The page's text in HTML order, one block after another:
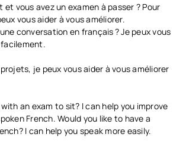
vous avez un examen à passer ? Pour
vous aider à vous améliorer.
conversation en français ? Je peux vous
je peux vous aider à vous améliorer
an exam to sit? I can help you improve
French. Would you like to have a
I can help you speak more easily.